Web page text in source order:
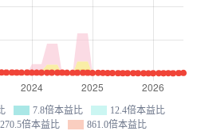
7.8倍本益比
12.4倍本益比
270.5倍本益比 861.0倍本益比